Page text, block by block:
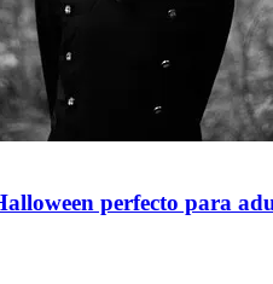
perfecto para